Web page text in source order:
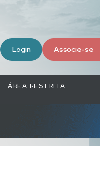
Login Associe-se
ÁREA RESTRITA